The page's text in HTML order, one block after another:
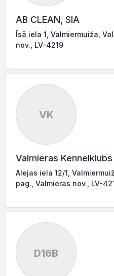
AB CLEAN, SIA
Īsā iela 1, Valmiermuiža,
nov., LV-4219
VK
Valmieras Kennelklubs
Alejas iela 12/1,
pag., Valmieras nov., LV-
D16B